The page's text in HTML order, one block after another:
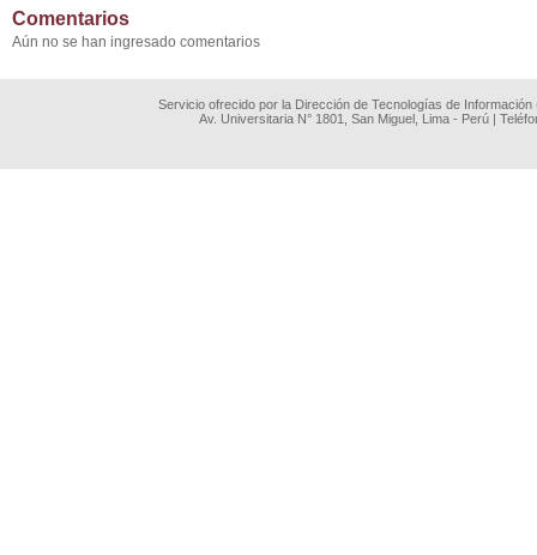
Comentarios
Aún no se han ingresado comentarios
Servicio ofrecido por la Dirección de Tecnologías de
Av. Universitaria N° 1801, San Miguel, Lima - Perú |